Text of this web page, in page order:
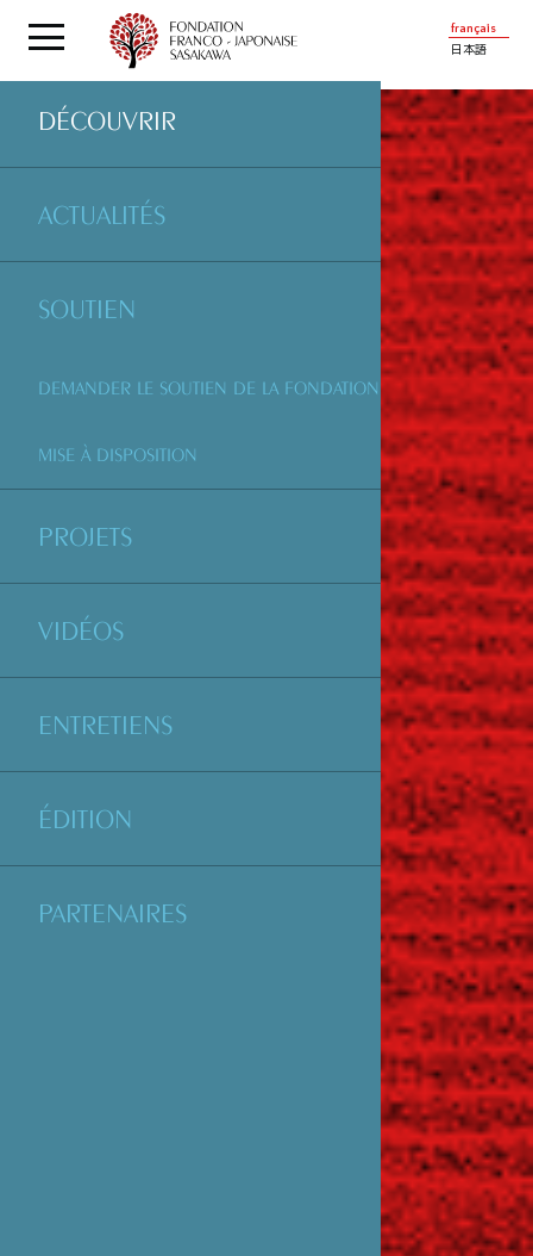
français
日本語
DÉCOUVRIR
ACTUALITÉS
SOUTIEN
DEMANDER LE SOUTIEN DE LA FONDATION
MISE À DISPOSITION
PROJETS
VIDÉOS
ENTRETIENS
ÉDITION
PARTENAIRES